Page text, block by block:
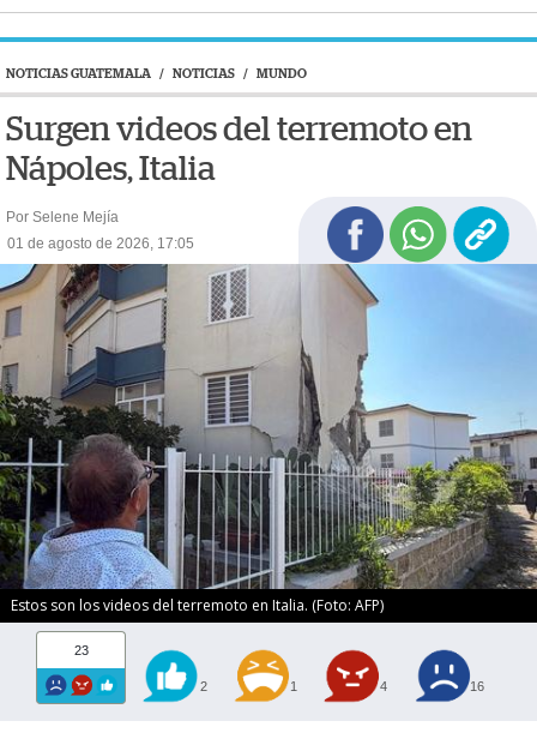
NOTICIAS GUATEMALA / NOTICIAS / MUNDO
Surgen videos del terremoto en
Nápoles, Italia
Por Selene Mejía
01 de agosto de 2026, 17:05
Estos son los videos del terremoto en Italia. (Foto: AFP)
23
2 1 4 16